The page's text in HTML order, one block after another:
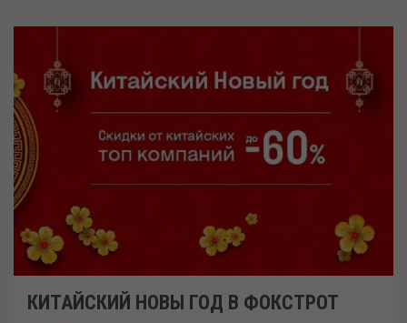
КИТАЙСКИЙ НОВЫ ГОД В ФОКСТРОТ